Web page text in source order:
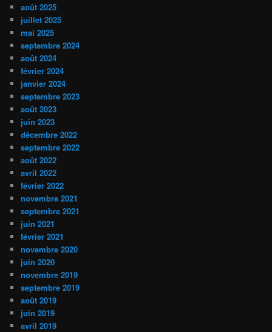
août 2025
juillet 2025
mai 2025
septembre 2024
août 2024
février 2024
janvier 2024
septembre 2023
août 2023
juin 2023
décembre 2022
septembre 2022
août 2022
avril 2022
février 2022
novembre 2021
septembre 2021
juin 2021
février 2021
novembre 2020
juin 2020
novembre 2019
septembre 2019
août 2019
juin 2019
avril 2019